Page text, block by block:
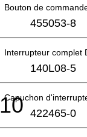
Bouton de
455053-8
Interrupteur complet
140L08-5
Capuchon
422465-0